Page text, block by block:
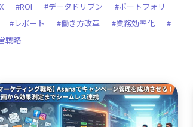
#ROI #データドリブン
#ポートフォリ
#レポート #働き方改革 #業務効率化
#
戦略